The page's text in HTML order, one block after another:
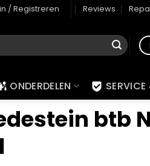
/ Registreren Reviews
ONDERDELEN SERVICE
btb